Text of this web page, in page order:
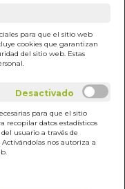
para que el sitio web
cookies que garantizan
del sitio web. Estas
para que el sitio
recopilar datos estadísticos
usuario a través de
nos autoriza a